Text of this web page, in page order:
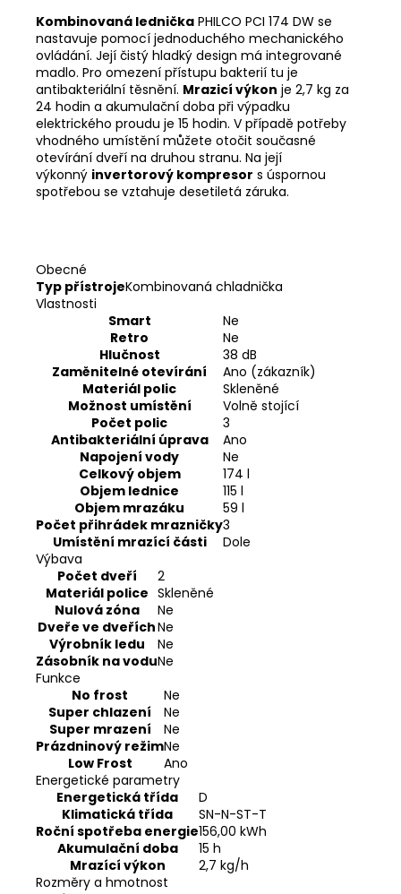
Kombinovaná lednička PHILCO PCI 174 DW se
nastavuje pomocí jednoduchého mechanického
ovládání. Její čistý hladký design má integrované
madlo. Pro omezení přístupu bakterií tu je
antibakteriální těsnění. Mrazicí výkon je 2,7 kg za
24 hodin a akumulační doba při výpadku
elektrického proudu je 15 hodin. V případě potřeby
vhodného umístění můžete otočit současné
otevírání dveří na druhou stranu. Na její
výkonný invertorový kompresor s úspornou
spotřebou se vztahuje desetiletá záruka.
Obecné
Typ přístrojeKombinovaná chladnička
Vlastnosti
Smart
Ne
Retro
Ne
Hlučnost
38 dB
Zaměnitelné otevírání
Ano (zákazník)
Materiál polic
Skleněné
Možnost umístění
Volně stojící
Počet polic
3
Antibakteriální úprava
Ano
Napojení vody
Ne
Celkový objem
174 l
Objem lednice
115 l
Objem mrazáku
59 l
Počet přihrádek mrazničky3
Umístění mrazící části
Dole
Výbava
Počet dveří
2
Materiál police Skleněné
Nulová zóna
Ne
Dveře ve dveříchNe
Výrobník ledu
Ne
Zásobník na voduNe
Funkce
No frost
Ne
Super chlazení
Ne
Super mrazení
Ne
Prázdninový režimNe
Low Frost
Ano
Energetické parametry
Energetická třída
D
Klimatická třída
SN-N-ST-T
Roční spotřeba energie156,00 kWh
Akumulační doba
15 h
Mrazící výkon
2,7 kg/h
Rozměry a hmotnost